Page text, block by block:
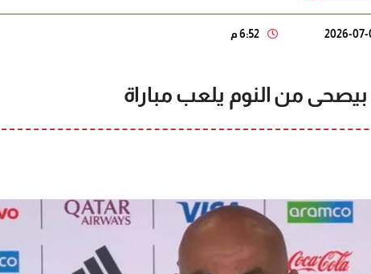
6:52 م
من النوم يلعب مباراة